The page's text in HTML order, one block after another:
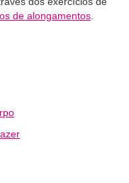
de alongamentos